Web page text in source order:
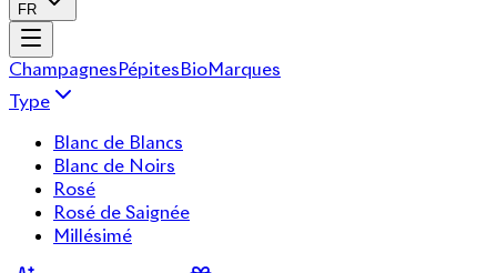
FR
ChampagnesPépitesBioMarques
Type
Blanc de Blancs
Blanc de Noirs
Rosé
Rosé de Saignée
Millésimé